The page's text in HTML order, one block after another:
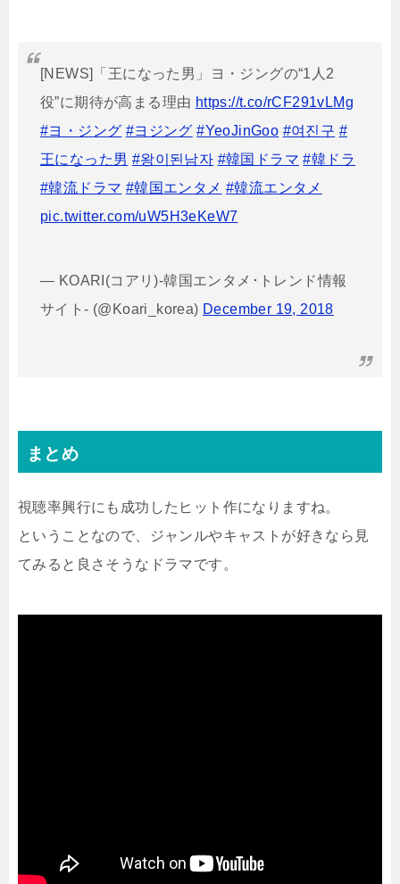
[NEWS]「王になった男」ヨ・ジングの“1人2
役”に期待が高まる理由 https://t.co/rCF291vLMg
#ヨ・ジング #ヨジング #YeoJinGoo #여진구 #
王になった男 #왕이된남자 #韓国ドラマ #韓ドラ
#韓流ドラマ #韓国エンタメ #韓流エンタメ
pic.twitter.com/uW5H3eKeW7
— KOARI(コアリ)-韓国エンタメ･トレンド情報
サイト- (@Koari_korea) December 19, 2018
まとめ
視聴率興行にも成功したヒット作になりますね。
ということなので、ジャンルやキャストが好きなら見
てみると良さそうなドラマです。